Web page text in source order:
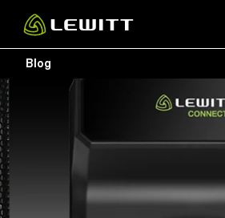
main
content
Blog